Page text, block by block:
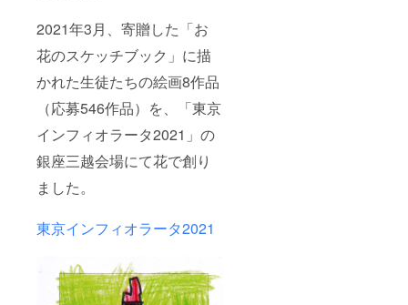
2021年3月、寄贈した「お
花のスケッチブック」に描
かれた生徒たちの絵画8作品
（応募546作品）を、「東京
インフィオラータ2021」の
銀座三越会場にて花で創り
ました。
東京インフィオラータ2021